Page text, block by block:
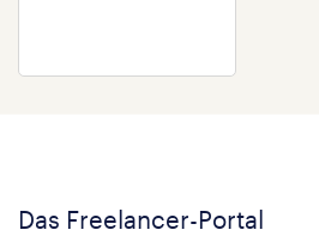
Das Freelancer-Portal